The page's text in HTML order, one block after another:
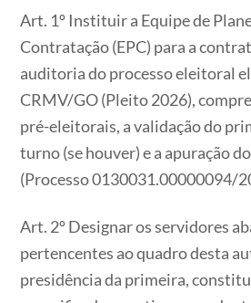
Art. 1º Instituir a Equipe de
Contratação (EPC) para a
auditoria do processo eleitoral
CRMV/GO (Pleito 2026),
pré-eleitorais, a validação do
turno (se houver) e a apuração
(Processo 0130031.00000094/
Art. 2º Designar os servidores
pertencentes ao quadro desta
presidência da primeira,